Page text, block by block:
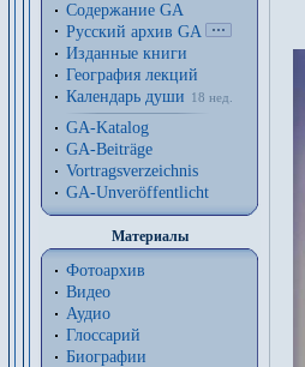
Содержание GA
Русский архив GA
Изданные книги
География лекций
Календарь души
18 нед.
GA-Katalog
GA-Beiträge
Vortragsverzeichnis
GA-Unveröffentlicht
Материалы
Фотоархив
Видео
Аудио
Глоссарий
Биографии